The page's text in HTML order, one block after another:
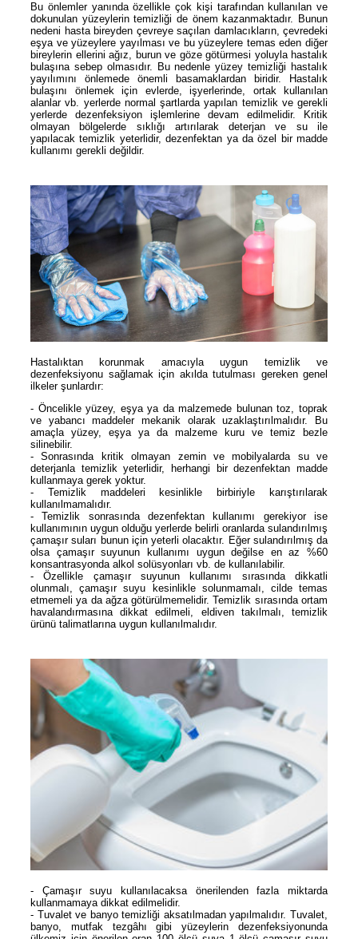
Bu önlemler yanında özellikle çok kişi tarafından kullanılan ve
dokunulan yüzeylerin temizliği de önem kazanmaktadır. Bunun
nedeni hasta bireyden çevreye saçılan damlacıkların, çevredeki
eşya ve yüzeylere yayılması ve bu yüzeylere temas eden diğer
bireylerin ellerini ağız, burun ve göze götürmesi yoluyla hastalık
bulaşına sebep olmasıdır. Bu nedenle yüzey temizliği hastalık
yayılımını önlemede önemli basamaklardan biridir. Hastalık
bulaşını önlemek için evlerde, işyerlerinde, ortak kullanılan
alanlar vb. yerlerde normal şartlarda yapılan temizlik ve gerekli
yerlerde dezenfeksiyon işlemlerine devam edilmelidir. Kritik
olmayan bölgelerde sıklığı artırılarak deterjan ve su ile
yapılacak temizlik yeterlidir, dezenfektan ya da özel bir madde
kullanımı gerekli değildir.
Hastalıktan korunmak amacıyla uygun temizlik ve
dezenfeksiyonu sağlamak için akılda tutulması gereken genel
ilkeler şunlardır:
- Öncelikle yüzey, eşya ya da malzemede bulunan toz, toprak
ve yabancı maddeler mekanik olarak uzaklaştırılmalıdır. Bu
amaçla yüzey, eşya ya da malzeme kuru ve temiz bezle
silinebilir.
- Sonrasında kritik olmayan zemin ve mobilyalarda su ve
deterjanla temizlik yeterlidir, herhangi bir dezenfektan madde
kullanmaya gerek yoktur.
- Temizlik maddeleri kesinlikle birbiriyle karıştırılarak
kullanılmamalıdır.
- Temizlik sonrasında dezenfektan kullanımı gerekiyor ise
kullanımının uygun olduğu yerlerde belirli oranlarda sulandırılmış
çamaşır suları bunun için yeterli olacaktır. Eğer sulandırılmış da
olsa çamaşır suyunun kullanımı uygun değilse en az %60
konsantrasyonda alkol solüsyonları vb. de kullanılabilir.
- Özellikle çamaşır suyunun kullanımı sırasında dikkatli
olunmalı, çamaşır suyu kesinlikle solunmamalı, cilde temas
etmemeli ya da ağza götürülmemelidir. Temizlik sırasında ortam
havalandırmasına dikkat edilmeli, eldiven takılmalı, temizlik
ürünü talimatlarına uygun kullanılmalıdır.
- Çamaşır suyu kullanılacaksa önerilenden fazla miktarda
kullanmamaya dikkat edilmelidir.
- Tuvalet ve banyo temizliği aksatılmadan yapılmalıdır. Tuvalet,
banyo, mutfak tezgâhı gibi yüzeylerin dezenfeksiyonunda